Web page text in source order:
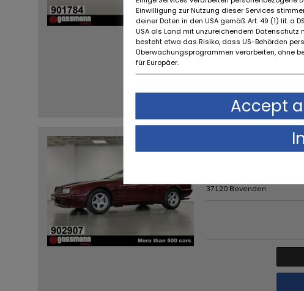
Aston Martin
Cabrio -
37120 Bovenden
Einwilligung zur Nutzung dieser Services
deiner Daten in den USA gemäß Art. 49 (1) lit. a
USA als Land mit unzureichendem Datenschutz
besteht etwa das Risiko, dass US-Behörden
Überwachungsprogrammen verarbeiten, ohne
für Europäer.
Accept